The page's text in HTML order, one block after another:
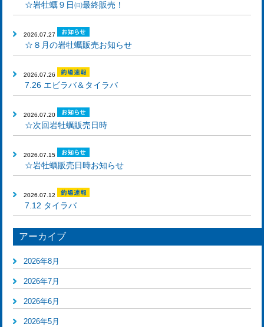
☆岩牡蠣９日㈰最終販売！
2026.07.27
☆８月の岩牡蠣販売お知らせ
2026.07.26
7.26 エビラバ＆タイラバ
2026.07.20
☆次回岩牡蠣販売日時
2026.07.15
☆岩牡蠣販売日時お知らせ
2026.07.12
7.12 タイラバ
アーカイブ
2026年8月
2026年7月
2026年6月
2026年5月